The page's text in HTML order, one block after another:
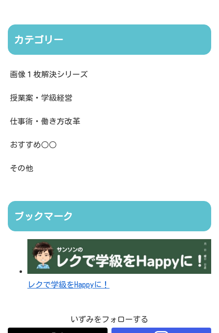
カテゴリー
画像１枚解決シリーズ
授業案・学級経営
仕事術・働き方改革
おすすめ○○
その他
ブックマーク
レクで学級をHappyに！
いずみをフォローする